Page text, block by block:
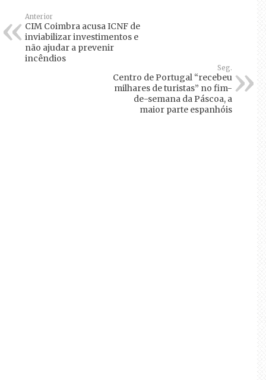
Anterior
CIM Coimbra acusa ICNF de
inviabilizar investimentos e
não ajudar a prevenir
incêndios
Seg.
Centro de Portugal “recebeu
milhares de turistas” no fim-
de-semana da Páscoa, a
maior parte espanhóis